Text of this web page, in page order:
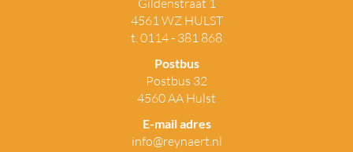
4561 WZ HULST
t. 0114 - 381 868
Postbus
Postbus 32
4560 AA Hulst
E-mail adres
info@reynaert.nl